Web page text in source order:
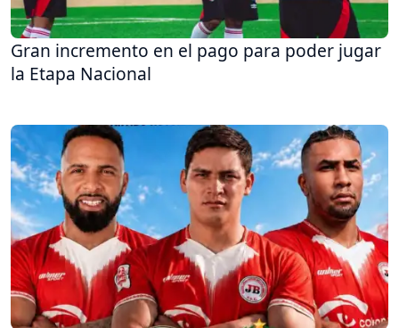
Gran incremento en el pago para poder jugar
la Etapa Nacional